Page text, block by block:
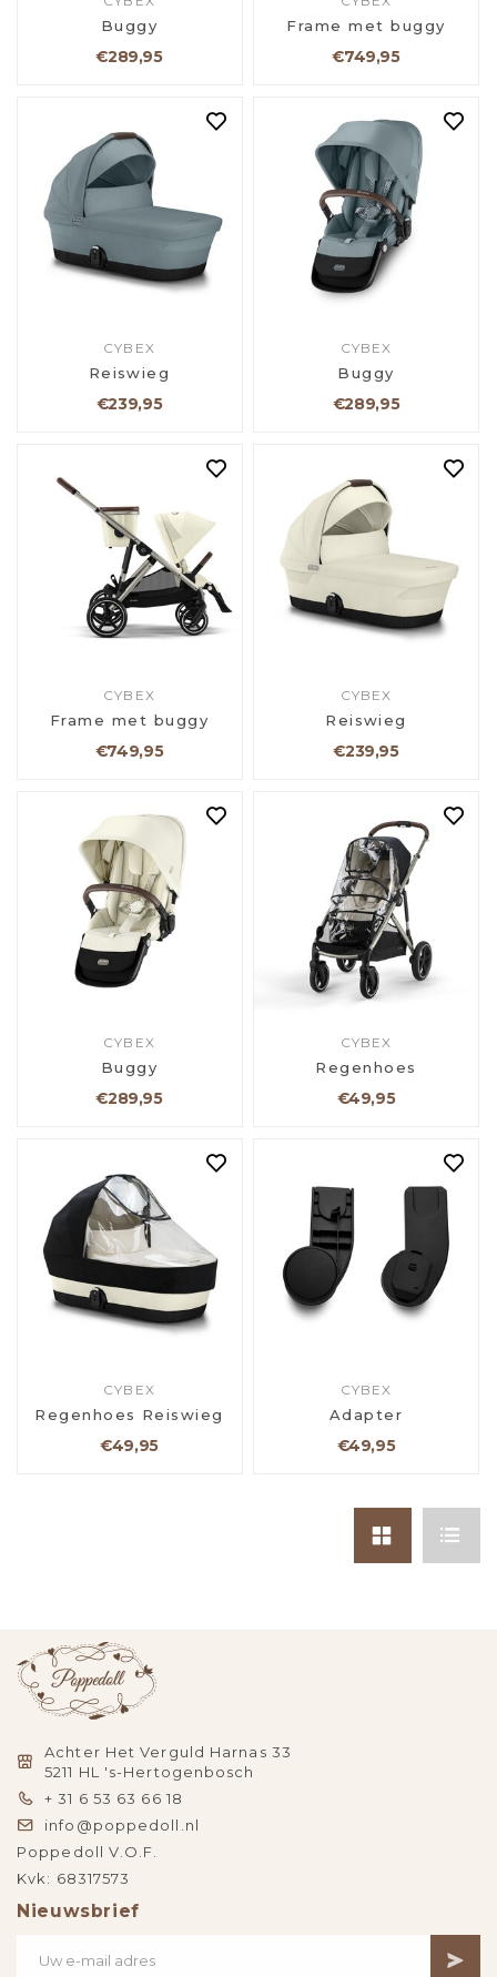
Buggy
€289,95
Frame met buggy
€749,95
CYBEX
Reiswieg
€239,95
CYBEX
Buggy
€289,95
CYBEX
Frame met buggy
€749,95
CYBEX
Reiswieg
€239,95
CYBEX
Buggy
€289,95
CYBEX
Regenhoes
€49,95
CYBEX
Regenhoes Reiswieg
€49,95
CYBEX
Adapter
€49,95
Achter Het Verguld Harnas 33
5211 HL 's-Hertogenbosch
+ 31 6 53 63 66 18
info@poppedoll.nl
Poppedoll V.O.F.
Kvk: 68317573
Nieuwsbrief